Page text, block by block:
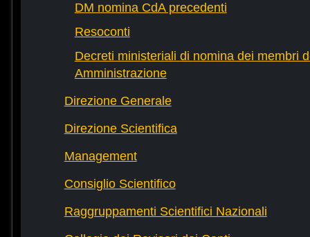
DM nomina CdA precedenti
Resoconti
Decreti ministeriali di nomina dei membri
Amministrazione
Direzione Generale
Direzione Scientifica
Management
Consiglio Scientifico
Raggruppamenti Scientifici Nazionali